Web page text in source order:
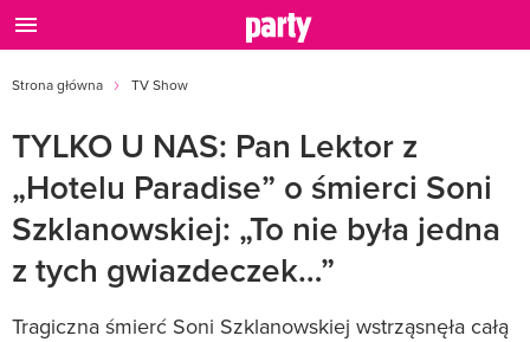
Strona główna TV Show
TYLKO U NAS: Pan Lektor z
„Hotelu Paradise” o śmierci Soni
Szklanowskiej: „To nie była jedna
z tych gwiazdeczek…”
Tragiczna śmierć Soni Szklanowskiej wstrząsnęła całą